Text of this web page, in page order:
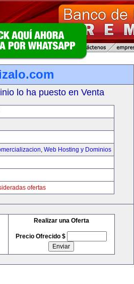
lo ha puesto en Venta
, Web Hosting y Dominios
ofertas
Realizar una Oferta
Precio Ofrecido $